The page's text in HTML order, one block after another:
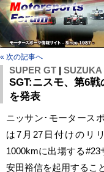
« 次の記事へ
SUPER GT | SUZUKA
SGT:ニスモ、第6
を発表
ニッサン･モータース
は7月27日付けのリ
1000kmに出場する
安田裕信を起用するこ